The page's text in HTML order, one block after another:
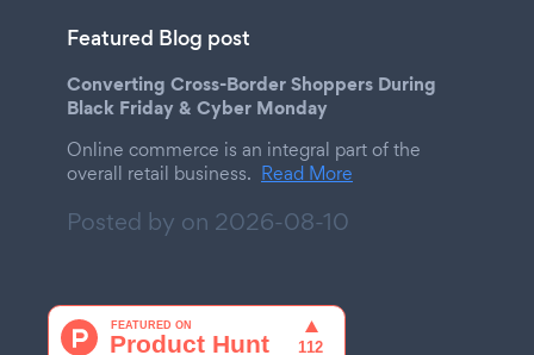
Featured Blog post
Converting Cross-Border Shoppers During
Black Friday & Cyber Monday
Online commerce is an integral part of the
overall retail business. Read More
Posted by on 2026-08-10